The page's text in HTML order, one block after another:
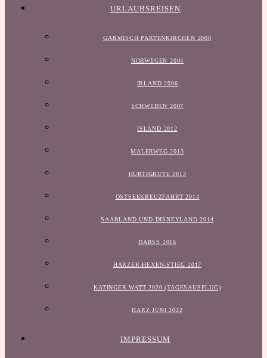
URLAUBSREISEN
GARMISCH PARTENKIRCHEN 2000
NORWEGEN 2004
IRLAND 2006
SCHWEDEN 2007
ISLAND 2012
MALERWEG 2013
HURTIGRUTE 2013
OSTSEEKREUZFAHRT 2014
SAARLAND UND DISNEYLAND 2014
DARSS 2016
HARZER-HEXEN-STIEG 2017
KATINGER WATT 2020 (TAGESAUSFLUG)
HARZ JUNI 2022
IMPRESSUM